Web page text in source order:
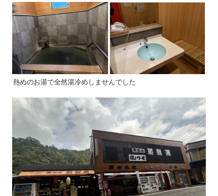
熱めのお湯で全然湯冷めしませんでした